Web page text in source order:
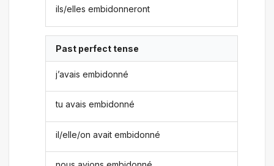
ils/elles embidonneront
Past perfect tense
j’avais embidonné
tu avais embidonné
il/elle/on avait embidonné